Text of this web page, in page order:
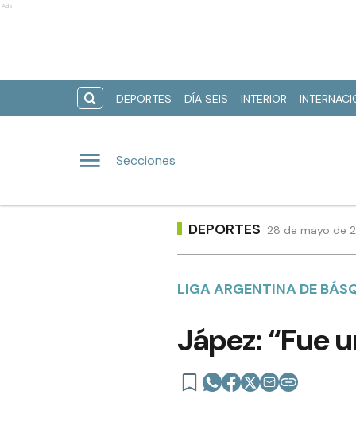
Ads
DEPORTES DÍA SEIS INTERIOR
Secciones
DEPORTES 28 de mayo de
LIGA ARGENTINA DE
Jápez: “Fue